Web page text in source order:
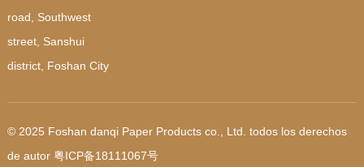
road, Southwest
street, Sanshui
district, Foshan City
© 2025 Foshan danqi Paper Products co., Ltd. todos los derechos
de autor 粤ICP备18111067号